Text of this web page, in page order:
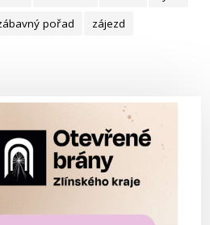
pořad zájezd